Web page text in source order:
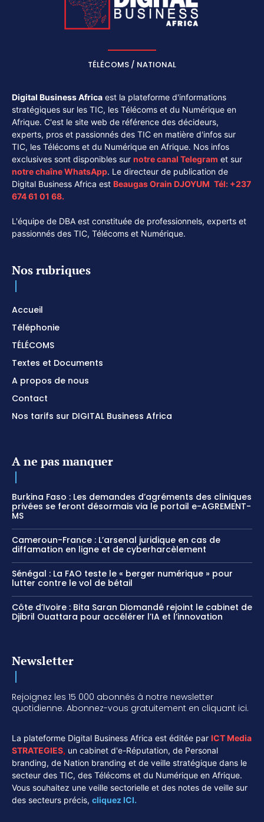
TÉLÉCOMS / NATIONAL
Digital Business Africa est la plateforme d'informations
stratégiques sur les TIC, les Télécoms et du Numérique en
Afrique. C'est le site web de référence des décideurs,
experts, pros et passionnés des TIC en matière d'infos sur
TIC, les Télécoms et du Numérique en Afrique. Nos infos
exclusives sont disponibles sur notre canal Telegram et sur
notre chaîneWhatsApp. Le directeur de publication de
Digital Business Africa est Beaugas Orain DJOYUM. Tél: +237
674 61 01 68.
L'équipe de DBA est constituée de professionnels, experts et
passionnés des TIC, Télécoms et Numérique.
Nos rubriques
Accueil
Téléphonie
TÉLÉCOMS
Textes et Documents
A propos de nous
Contact
Nos tarifs sur DIGITAL Business Africa
A ne pas manquer
Burkina Faso : Les demandes d’agréments des cliniques
privées se feront désormais via le portail e-AGREMENT-
MS
Cameroun-France : L’arsenal juridique en cas de
diffamation en ligne et de cyberharcèlement
Sénégal : La FAO teste le « berger numérique » pour
lutter contre le vol de bétail
Côte d’Ivoire : Bita Saran Diomandé rejoint le cabinet de
Djibril Ouattara pour accélérer l’IA et l’innovation
Newsletter
Rejoignez les 15 000 abonnés à notre newsletter
quotidienne. Abonnez-vous gratuitement en cliquant ici.
La plateforme Digital Business Africa est éditée par ICT Media
STRATEGIES, un cabinet d'e-Réputation, de Personal
branding, de Nation branding et de veille stratégique dans le
secteur des TIC, des Télécoms et du Numérique en Afrique.
Vous souhaitez une veille sectorielle et des notes de veille sur
des secteurs précis, cliquez ICI.